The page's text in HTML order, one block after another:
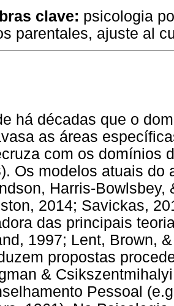
clave: psicologia
parentales, ajuste al
há décadas que o
as áreas
com os domínios
Os modelos atuais do
Harris-Bowlsbey,
2014; Savickas,
das principais
1997; Lent, Brown,
propostas
&
Pessoal